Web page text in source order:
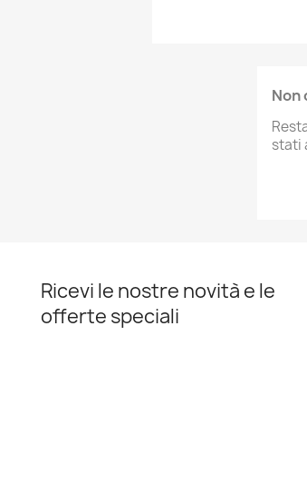
Non
stati
Ricevi le nostre novità e le
offerte speciali